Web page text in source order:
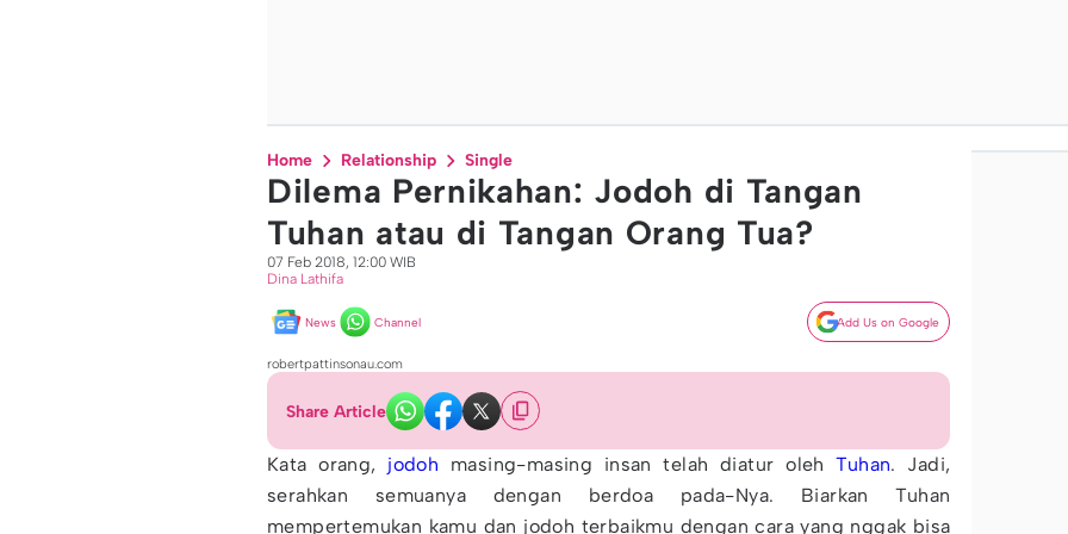
Home Relationship Single
Dilema Pernikahan: Jodoh di Tangan
Tuhan atau di Tangan Orang Tua?
07 Feb 2018, 12:00 WIB
Dina Lathifa
News Channel Add Us on Google
robertpattinsonau.com
Share Article
Kata orang, jodoh masing-masing insan telah diatur olehTuhan. Jadi,
serahkan semuanya dengan berdoa pada-Nya. Biarkan Tuhan
mempertemukan kamu dan jodoh terbaikmu dengan cara yang nggak bisa